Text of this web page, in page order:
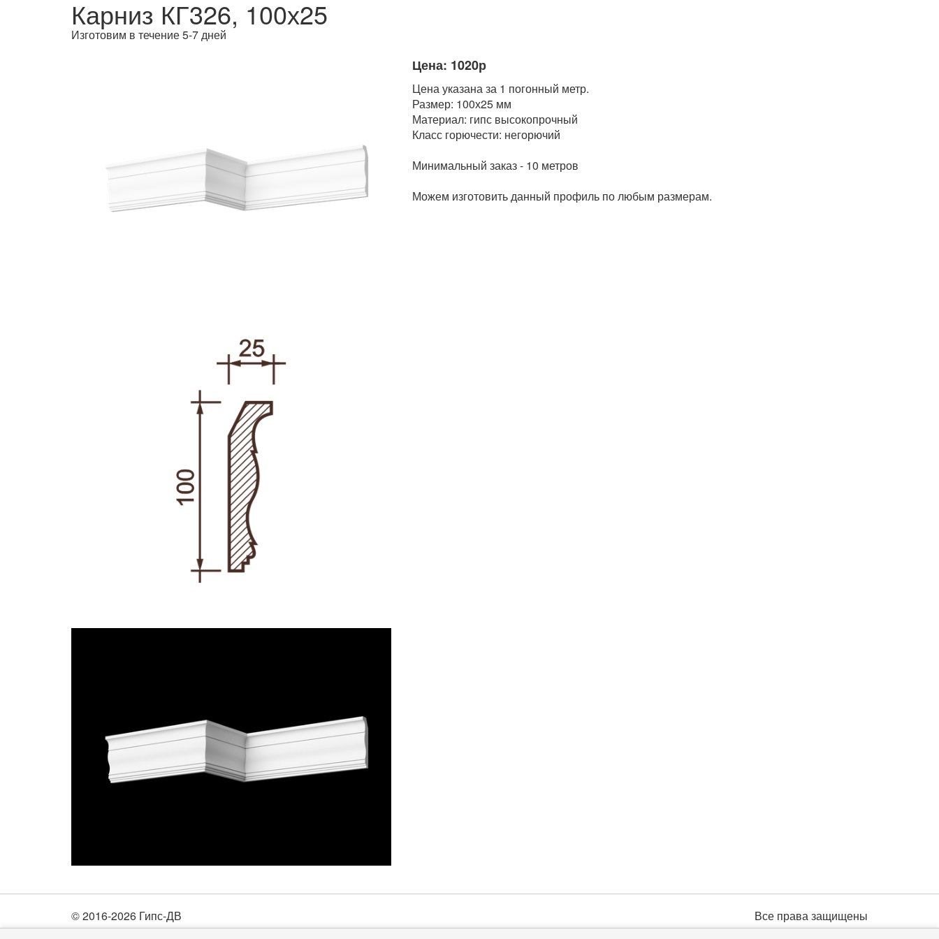
Карниз КГ326, 100х25
Изготовим в течение 5-7 дней
Цена: 1020р
Цена указана за 1 погонный метр.
Размер: 100х25 мм
Материал: гипс высокопрочный
Класс горючести: негорючий
Минимальный заказ - 10 метров
Можем изготовить данный профиль по любым размерам.
© 2016-2026 Гипс-ДВ Все права защищены